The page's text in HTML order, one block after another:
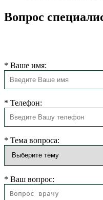
Вопрос
* Ваше имя:
* Телефон:
* Тема вопроса:
* Ваш вопрос: